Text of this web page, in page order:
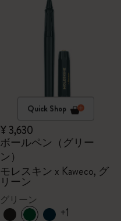
Quick Shop
¥ 3,630
ボールペン（グリー
ン）
モレスキン x Kaweco, グ
リーン
グリーン
+1